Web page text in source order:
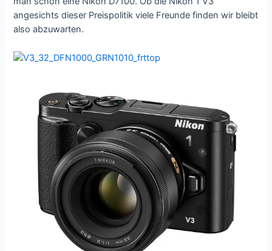
angesichts dieser Preispolitik viele Freunde finden wir bleibt
also abzuwarten.